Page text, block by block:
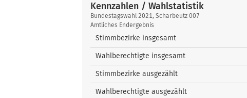
Kennzahlen / Wahlstatistik
Kennzahlen
/
Wahlstatistik
Bundestagswahl 2021, Scharbeutz 007
Amtliches Endergebnis
Stimmbezirke insgesamt
Wahlberechtigte insgesamt
Stimmbezirke ausgezählt
Wahlberechtigte ausgezählt